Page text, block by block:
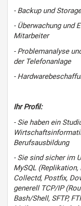
- Backup und Storage
- Überwachung und
Mitarbeiter
- Problemanalyse
der Telefonanlage
-
Ihr Profil:
- Sie haben ein
Berufsausbildung
- Sie sind sicher im
MySQL (Replikation,
Collectd, Postfix,
generell TCP/IP
Bash/Shell, SFTP,